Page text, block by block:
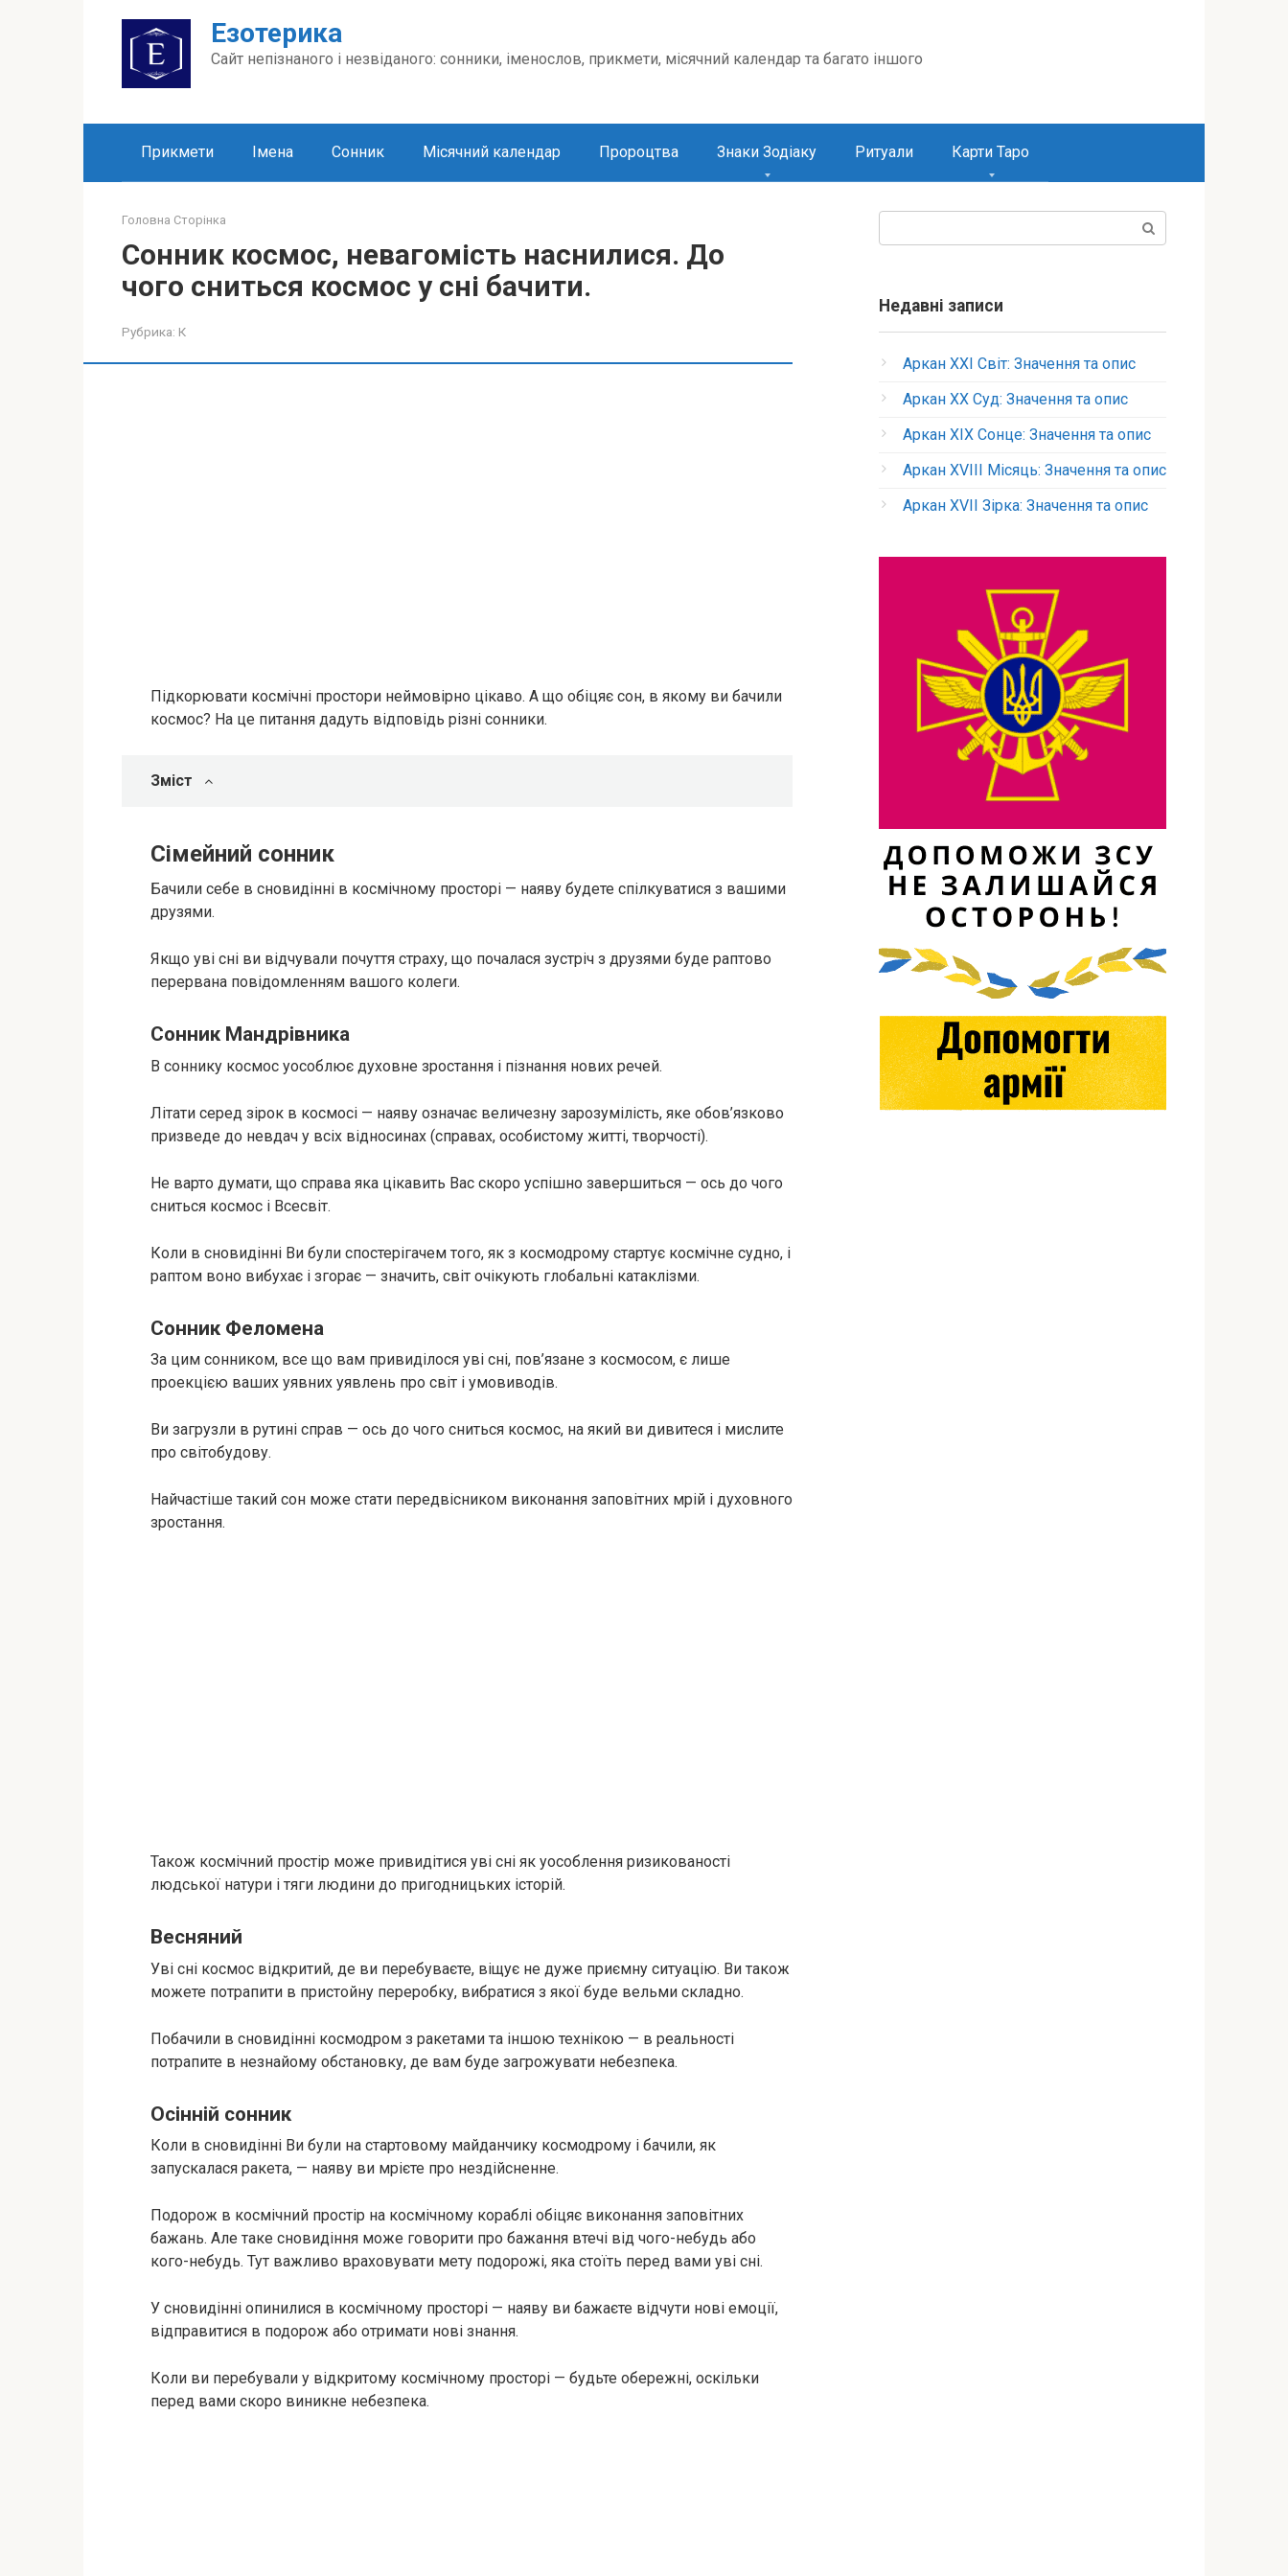
Езотерика
Сайт непізнаного і незвіданого: сонники, іменослов, прикмети, місячний календар та багато іншого
Прикмети Імена Сонник Місячний календар Пророцтва Знаки Зодіаку Ритуали Карти Таро
Головна Сторінка
Сонник космос, невагомість наснилися. До
чого сниться космос у сні бачити.
Рубрика: К
Підкорювати космічні простори неймовірно цікаво. А що обіцяє сон, в якому ви бачили
космос? На це питання дадуть відповідь різні сонники.
Зміст
Сімейний сонник
Бачили себе в сновидінні в космічному просторі — наяву будете спілкуватися з вашими
друзями.
Якщо уві сні ви відчували почуття страху, що почалася зустріч з друзями буде раптово
перервана повідомленням вашого колеги.
Сонник Мандрівника
В соннику космос уособлює духовне зростання і пізнання нових речей.
Літати серед зірок в космосі — наяву означає величезну зарозумілість, яке обов’язково
призведе до невдач у всіх відносинах (справах, особистому житті, творчості).
Не варто думати, що справа яка цікавить Вас скоро успішно завершиться — ось до чого
сниться космос і Всесвіт.
Коли в сновидінні Ви були спостерігачем того, як з космодрому стартує космічне судно, і
раптом воно вибухає і згорає — значить, світ очікують глобальні катаклізми.
Сонник Феломена
За цим сонником, все що вам привиділося уві сні, пов’язане з космосом, є лише
проекцією ваших уявних уявлень про світ і умовиводів.
Ви загрузли в рутині справ — ось до чого сниться космос, на який ви дивитеся і мислите
про світобудову.
Найчастіше такий сон може стати передвісником виконання заповітних мрій і духовного
зростання.
Також космічний простір може привидітися уві сні як уособлення ризикованості
людської натури і тяги людини до пригодницьких історій.
Весняний
Уві сні космос відкритий, де ви перебуваєте, віщує не дуже приємну ситуацію. Ви також
можете потрапити в пристойну переробку, вибратися з якої буде вельми складно.
Побачили в сновидінні космодром з ракетами та іншою технікою — в реальності
потрапите в незнайому обстановку, де вам буде загрожувати небезпека.
Осінній сонник
Коли в сновидінні Ви були на стартовому майданчику космодрому і бачили, як
запускалася ракета, — наяву ви мрієте про нездійсненне.
Подорож в космічний простір на космічному кораблі обіцяє виконання заповітних
бажань. Але таке сновидіння може говорити про бажання втечі від чого-небудь або
кого-небудь. Тут важливо враховувати мету подорожі, яка стоїть перед вами уві сні.
У сновидінні опинилися в космічному просторі — наяву ви бажаєте відчути нові емоції,
відправитися в подорож або отримати нові знання.
Коли ви перебували у відкритому космічному просторі — будьте обережні, оскільки
перед вами скоро виникне небезпека.
Недавні записи
Аркан XXI Світ: Значення та опис
Аркан XX Суд: Значення та опис
Аркан XIX Сонце: Значення та опис
Аркан XVIII Місяць: Значення та опис
Аркан XVII Зірка: Значення та опис